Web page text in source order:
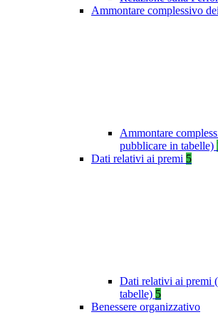
Ammontare complessivo
Ammontare
pubblicare in tabelle)
Dati relativi ai premi 5
Dati relativi ai premi
tabelle) 5
Benessere organizzativo